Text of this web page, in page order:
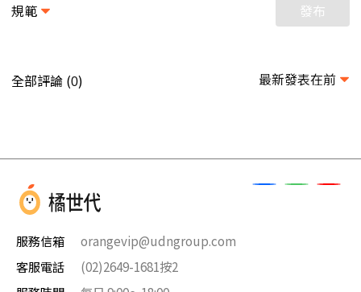
規範 發布
全部評論 (0) 最新發表在前
服務信箱
orangevip@udngroup.com
客服電話
(02)2649-1681按2